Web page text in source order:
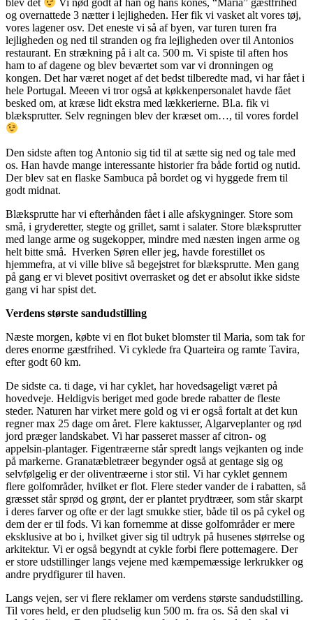
blev det
Vi nød godt af han og hans kones, “Maria” gæstfrihed
og overnattede 3 nætter i lejligheden. Her fik vi vasket alt vores tøj,
vores lagener osv. Det eneste vi så af byen, var turen turen fra
lejligheden og ned til stranden og fra lejligheden over til Antonios
restaurant. En strækning på i alt ca. 500 m. Vi spiste til aften hos
ham to af dagene og blev beværtet som var vi dronningen og
kongen. Det har været noget af det bedst tilberedte mad, vi har fået i
hele Portugal. Meeen vi tror også at køkkenpersonalet havde fået
besked om, at kræse lidt ekstra med lækkerierne. Bl.a. fik vi
blæksprutter. Selv regningen blev der kræset om…, til vores fordel
Den sidste aften tog Antonio sig tid til at sætte sig ned og tale med
os. Han havde mange interessante historier fra både fortid og nutid.
Der blev sat en flaske Sambuca på bordet og vi hyggede frem til
godt midnat.
Blæksprutte har vi efterhånden fået i alle afskygninger. Store som
små, i gryderetter, stegte og grillet, samt i salater. Store blæksprutter
med lange arme og sugekopper, mindre med næsten ingen arme og
helt bitte små. Hverken Søren eller jeg, havde forestillet os
hjemmefra, at vi ville blive så begejstret for blæksprutte. Men gang
på gang er vi blevet positivt overrasket og det er absolut ikke sidste
gang vi har spist det.
Verdens største sandudstilling
Næste morgen, købte vi en flot buket blomster til Maria, som tak for
deres enorme gæstfrihed. Vi cyklede fra Quarteira og ramte Tavira,
efter godt 60 km.
De sidste ca. ti dage, vi har cyklet, har hovedsageligt været på
hovedveje. Heldigvis beriget med gode brede rabatter de fleste
steder. Naturen har virket mere gold og vi er også fortalt at det kun
regner max 25 dage om året. Flere kaktusser, Algarveplanter og rød
jord præger landskabet. Vi har passeret masser af citron- og
appelsin-plantager. Figentræerne står spredt langs vejkanten og inde
på markerne. Granatæbletræer begynder også at gentage sig og
selvfølgelig er der oliventræerne i stor stil. Vi har cyklet gennem
flere golfområder, hvilket er flot. Flere steder vander de i rabatten, så
græsset står sprød og grønt, der er plantet prydtræer, som står skarpt
i deres farver og ofte er der lagt smukke stier, både til os på cykel og
dem der er til fods. Vi kan fornemme at disse golfområder er mere
eksklusive at bo i, hvilket giver sig til udtryk på husenes størrelse og
arkitektur. Vi er også begyndt at cykle forbi flere pottemagere. Der
er store udstillinger langs vejene med kæmpemæssige lerkrukker og
andre prydfigurer til haven.
Langs vejen, ser vi flere reklamer om verdens største sandudstilling.
Til vores held, er den pludselig kun 500 m. fra os. Så den skal vi